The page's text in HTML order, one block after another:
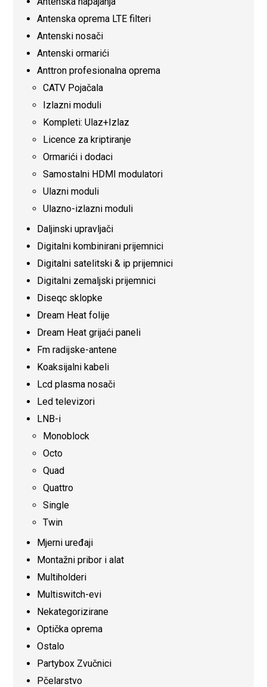
Antenska oprema LTE filteri
Antenski nosači
Antenski ormarići
Anttron profesionalna oprema
CATV Pojačala
Izlazni moduli
Kompleti: Ulaz+Izlaz
Licence za kriptiranje
Ormarići i dodaci
Samostalni HDMI modulatori
Ulazni moduli
Ulazno-izlazni moduli
Daljinski upravljači
Digitalni kombinirani prijemnici
Digitalni satelitski & ip prijemnici
Digitalni zemaljski prijemnici
Diseqc sklopke
Dream Heat folije
Dream Heat grijaći paneli
Fm radijske-antene
Koaksijalni kabeli
Lcd plasma nosači
Led televizori
LNB-i
Monoblock
Octo
Quad
Quattro
Single
Twin
Mjerni uređaji
Montažni pribor i alat
Multiholderi
Multiswitch-evi
Nekategorizirane
Optička oprema
Ostalo
Partybox Zvučnici
Pčelarstvo